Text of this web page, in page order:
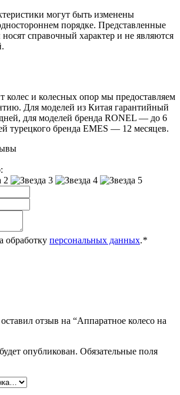
могут быть изменены
порядке. Представленные
справочный характер и не являются
колес и колесных опор мы предоставляем
Для моделей из Китая гарантийный
дней, для моделей бренда RONEL — до 6
турецкого бренда EMES — 12 месяцев.
обработку персональных данных.*
отзыв на “Аппаратное колесо на
опубликован. Обязательные поля